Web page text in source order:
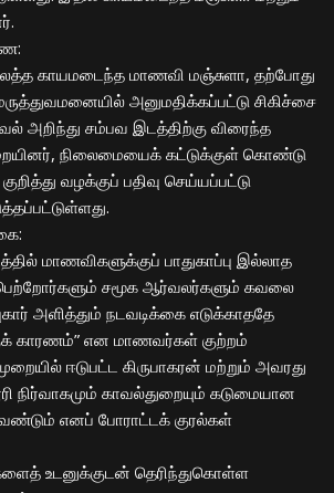
காயமடைந்த மாணவி மஞ்சுளா, தற்போது
அனுமதிக்கப்பட்டு சிகிச்சை
அறிந்து சம்பவ இடத்திற்கு விரைந்த
நிலைமையைக் கட்டுக்குள் கொண்டு
வழக்குப் பதிவு செய்யப்பட்டு
மாணவிகளுக்குப் பாதுகாப்பு இல்லாத
சமூக ஆர்வலர்களும் கவலை
அளித்தும் நடவடிக்கை எடுக்காததே
காரணம்” என மாணவர்கள் குற்றம்
ஈடுபட்ட கிருபாகரன் மற்றும் அவரது
நிர்வாகமும் காவல்துறையும் கடுமையான
எனப் போராட்டக் குரல்கள்
உடனுக்குடன் தெரிந்துகொள்ள